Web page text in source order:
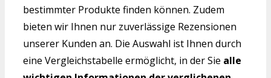
bestimmter Produkte finden können. Zudem
bieten wir Ihnen nur zuverlässige Rezensionen
unserer Kunden an. Die Auswahl ist Ihnen durch
eine Vergleichstabelle ermöglicht, in der Sie alle